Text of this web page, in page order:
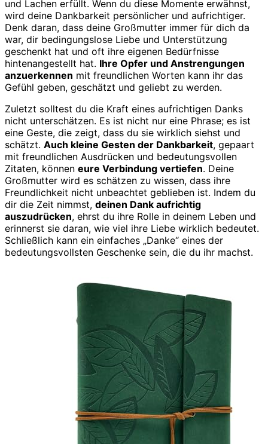
und Lachen erfüllt. Wenn du diese Momente erwähnst,
wird deine Dankbarkeit persönlicher und aufrichtiger.
Denk daran, dass deine Großmutter immer für dich da
war, dir bedingungslose Liebe und Unterstützung
geschenkt hat und oft ihre eigenen Bedürfnisse
hintenangestellt hat. Ihre Opfer und Anstrengungen
anzuerkennen mit freundlichen Worten kann ihr das
Gefühl geben, geschätzt und geliebt zu werden.
Zuletzt solltest du die Kraft eines aufrichtigen Danks
nicht unterschätzen. Es ist nicht nur eine Phrase; es ist
eine Geste, die zeigt, dass du sie wirklich siehst und
schätzt. Auch kleine Gesten der Dankbarkeit, gepaart
mit freundlichen Ausdrücken und bedeutungsvollen
Zitaten, können eure Verbindung vertiefen. Deine
Großmutter wird es schätzen zu wissen, dass ihre
Freundlichkeit nicht unbeachtet geblieben ist. Indem du
dir die Zeit nimmst, deinen Dank aufrichtig
auszudrücken, ehrst du ihre Rolle in deinem Leben und
erinnerst sie daran, wie viel ihre Liebe wirklich bedeutet.
Schließlich kann ein einfaches „Danke“ eines der
bedeutungsvollsten Geschenke sein, die du ihr machst.